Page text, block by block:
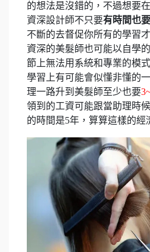
的想法是沒錯的，不過想要
資深設計師不只要有時間也
不斷的去督促你所有的學習
資深的美髮師也可能以自學
節上無法用系統和專業的模
學習上有可能會似懂非懂的
理一路升到美髮師至少也要
領到的工資可能跟當助理時
的時間是5年，算算這樣的經